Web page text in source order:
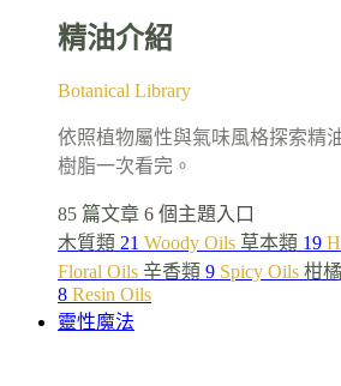
精油介紹
Botanical Library
依照植物屬性與氣味風格探索精
樹脂一次看完。
85 篇文章 6 個主題入口
木質類 21 Woody Oils 草本類 19
Floral Oils 辛香類 9 Spicy Oils 柑
8 Resin Oils
靈性魔法